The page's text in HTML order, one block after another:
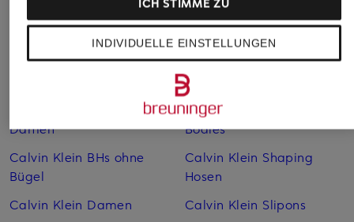
Weitere Kategorien
Calvin Klein Bademode
Damen
Calvin Klein BHs ohne
Bügel
Calvin Klein Damen
Calvin Klein Sale
Calvin Klein Shaping
Bodies
Calvin Klein Shaping
Hosen
Calvin Klein Slipons
INDIVIDUELLE EINSTELLUNGEN